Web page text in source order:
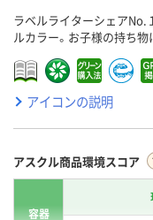
ラベルライターシェアNo.
ルカラー。お子様の持ち物
アイコンの説明
アスクル商品環境スコア
容器